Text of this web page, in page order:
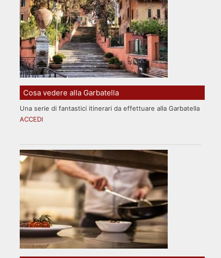
Cosa vedere alla Garbatella
Una serie di fantastici itinerari da effettuare alla Garbatella
ACCEDI